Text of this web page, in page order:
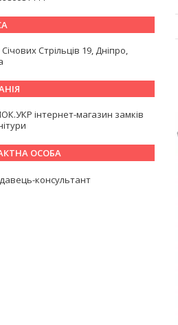
Стрільців 19, Дніпро,
інтернет-магазин замків
консультант